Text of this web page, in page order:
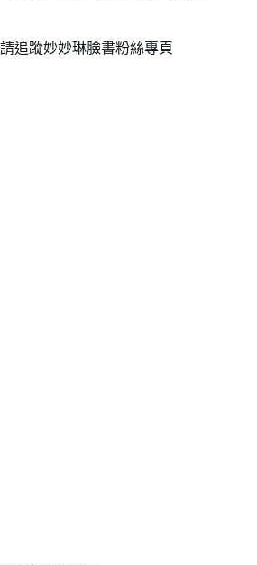
請追蹤妙妙琳臉書粉絲專頁